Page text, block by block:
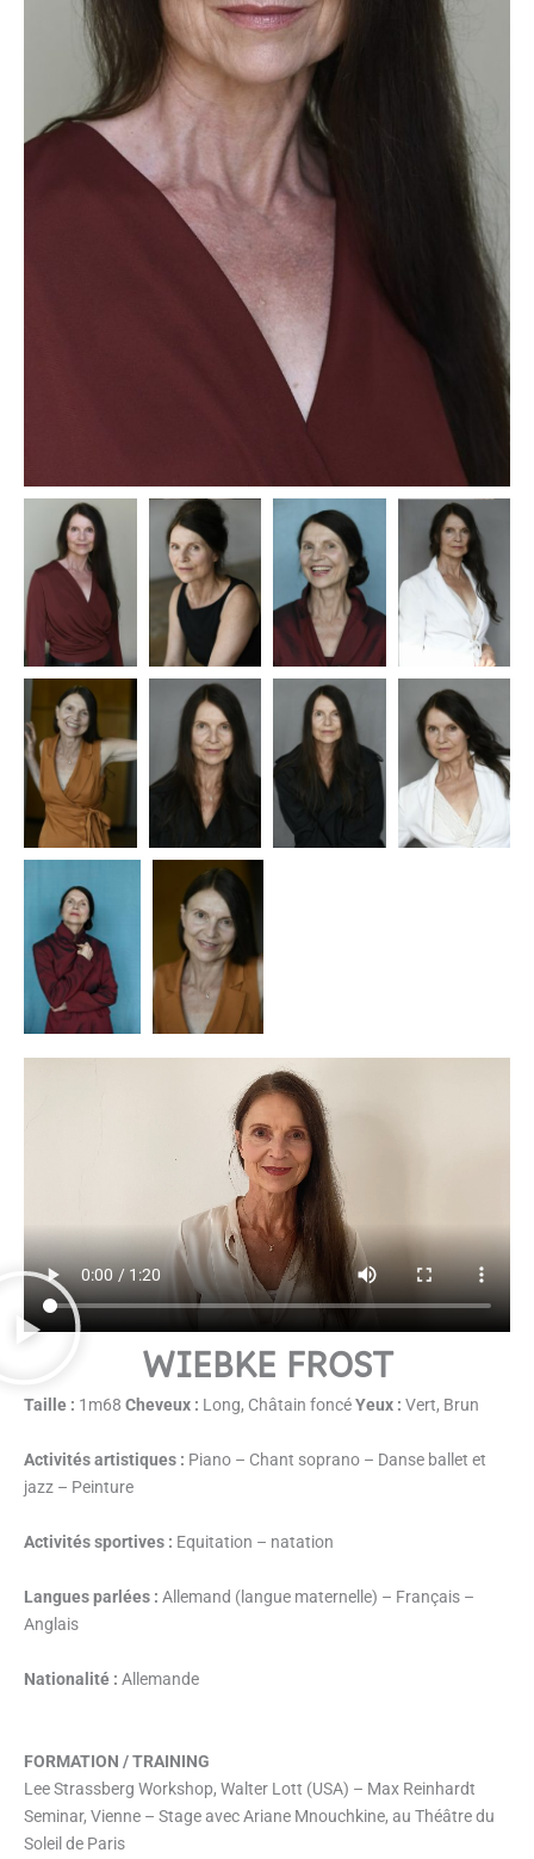
WIEBKE FROST
Taille : 1m68 Cheveux : Long, Châtain foncéYeux : Vert, Brun
Activités artistiques : Piano – Chant soprano – Danse ballet et
jazz – Peinture
Activités sportives : Equitation – natation
Langues parlées : Allemand (langue maternelle) – Français –
Anglais
Nationalité : Allemande
FORMATION / TRAINING
Lee Strassberg Workshop, Walter Lott (USA) – Max Reinhardt
Seminar, Vienne – Stage avec Ariane Mnouchkine, au Théâtre du
Soleil de Paris